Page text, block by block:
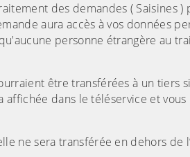
des demandes ( Saisines
aura accès à vos données
personne étrangère au
être transférées à un tiers
dans le téléservice et
ne sera transférée en dehors de